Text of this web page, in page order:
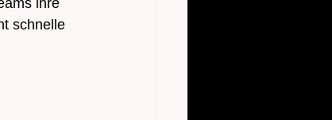
ihre
schnelle